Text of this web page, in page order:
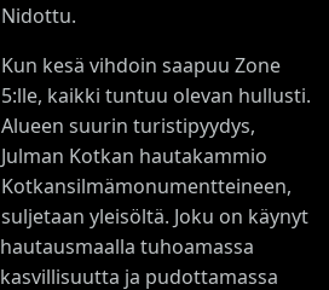
Nidottu.
Kun kesä vihdoin saapuu Zone
5:lle, kaikki tuntuu olevan hullusti.
Alueen suurin turistipyydys,
Julman Kotkan hautakammio
Kotkansilmämonumentteineen,
suljetaan yleisöltä. Joku on käynyt
hautausmaalla tuhoamassa
kasvillisuutta ja pudottamassa